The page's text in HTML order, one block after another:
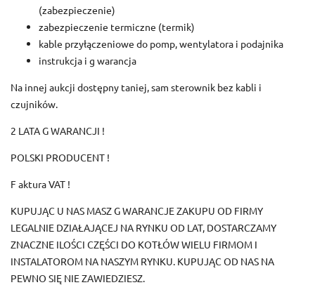
(zabezpieczenie)
zabezpieczenie termiczne (termik)
kable przyłączeniowe do pomp, wentylatora i podajnika
instrukcja i g warancja
Na innej aukcji dostępny taniej, sam sterownik bez kabli i
czujników.
2 LATA G WARANCJI !
POLSKI PRODUCENT !
F aktura VAT !
KUPUJĄC U NAS MASZ G WARANCJE ZAKUPU OD FIRMY
LEGALNIE DZIAŁAJĄCEJ NA RYNKU OD LAT, DOSTARCZAMY
ZNACZNE ILOŚCI CZĘŚCI DO KOTŁÓW WIELU FIRMOM I
INSTALATOROM NA NASZYM RYNKU. KUPUJĄC OD NAS NA
PEWNO SIĘ NIE ZAWIEDZIESZ.